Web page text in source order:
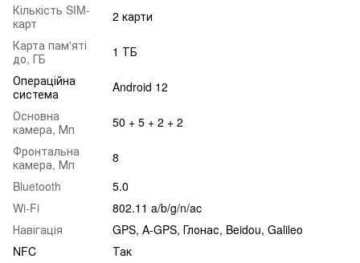
Кількість SIM-
карт
2 карти
Карта пам'яті
до, ГБ
1 ТБ
Операційна
система
Android 12
Основна
камера, Мп
50 + 5 + 2 + 2
Фронтальна
камера, Мп
8
Bluetooth
5.0
Wi-Fi
802.11 a/b/g/n/ac
Навігація
GPS, A-GPS, Глонас, Beidou, Galileo
NFC
Так